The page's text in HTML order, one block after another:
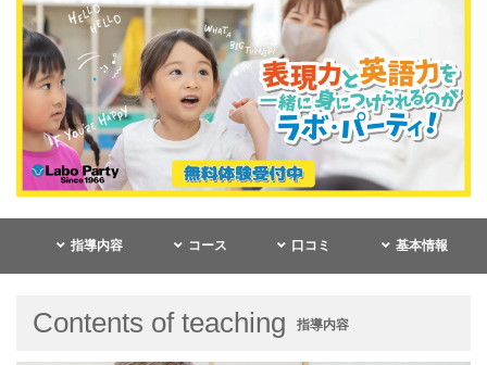
指導内容 コース 口コミ 基本情報
Contents of teaching 指導内容